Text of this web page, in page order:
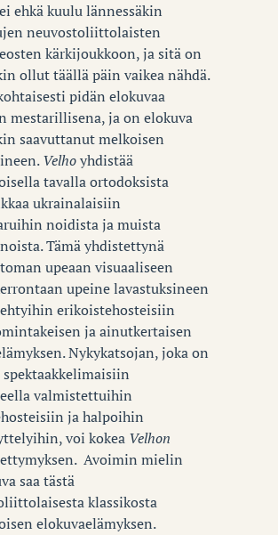
ehkä kuulu lännessäkin
neuvostoliittolaisten
kärkijoukkoon, ja sitä on
ollut täällä päin vaikea nähdä.
pidän elokuvaa
mestarillisena, ja on elokuva
saavuttanut melkoisen
Velhoyhdistää
tavalla ortodoksista
ukrainalaisiin
noidista ja muista
Tämä yhdistettynä
upeaan visuaaliseen
upeine lavastuksineen
erikoistehosteisiin
ja ainutkertaisen
Nykykatsojan, joka on
valmistettuihin
ja halpoihin
voi kokea Velhon
Avoimin mielin
saa tästä
klassikosta
elokuvaelämyksen.